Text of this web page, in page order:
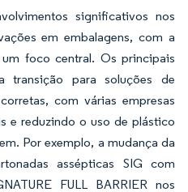
significativos nos
em embalagens, com a
foco central. Os principais
transição para soluções de
com várias empresas
e reduzindo o uso de plástico
Por exemplo, a mudança da
assépticas SIG com
FULL BARRIER nos